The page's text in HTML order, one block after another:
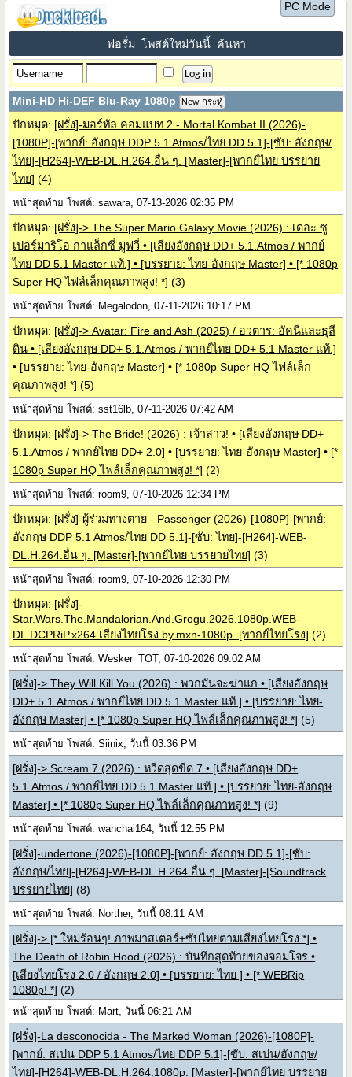
PC Mode
ฟอรั่ม โพสต์ใหม่วันนี้ ค้นหา
Mini-HD Hi-DEF Blu-Ray 1080p New กระทู้
ปักหมุด: [ฝรั่ง]-มอร์ทัล คอมแบท 2 - Mortal Kombat II (2026)-
[1080P]-[พากย์: อังกฤษ DDP 5.1 Atmos/ไทย DD 5.1]-[ซับ: อังกฤษ/
ไทย]-[H264]-WEB-DL.H.264.อื่น ๆ. [Master]-[พากย์ไทย บรรยาย
ไทย] (4)
หน้าสุดท้าย โพสต์: sawara, 07-13-2026 02:35 PM
ปักหมุด: [ฝรั่ง]-> The Super Mario Galaxy Movie (2026) : เดอะ ซู
เปอร์มาริโอ กาแล็กซี่ มูฟวี่ • [เสียงอังกฤษ DD+ 5.1.Atmos / พากย์
ไทย DD 5.1 Master แท้.] • [บรรยาย: ไทย-อังกฤษ Master] • [* 1080p
Super HQ ไฟล์เล็กคุณภาพสูง! *] (3)
หน้าสุดท้าย โพสต์: Megalodon, 07-11-2026 10:17 PM
ปักหมุด: [ฝรั่ง]-> Avatar: Fire and Ash (2025) / อวตาร: อัคนีและธุลี
ดิน • [เสียงอังกฤษ DD+ 5.1.Atmos / พากย์ไทย DD+ 5.1 Master แท้.]
• [บรรยาย: ไทย-อังกฤษ Master] • [* 1080p Super HQ ไฟล์เล็ก
คุณภาพสูง! *] (5)
หน้าสุดท้าย โพสต์: sst16lb, 07-11-2026 07:42 AM
ปักหมุด: [ฝรั่ง]-> The Bride! (2026) : เจ้าสาว! • [เสียงอังกฤษ DD+
5.1.Atmos / พากย์ไทย DD+ 2.0] • [บรรยาย: ไทย-อังกฤษ Master] • [*
1080p Super HQ ไฟล์เล็กคุณภาพสูง! *] (2)
หน้าสุดท้าย โพสต์: room9, 07-10-2026 12:34 PM
ปักหมุด: [ฝรั่ง]-ผู้ร่วมทางตาย - Passenger (2026)-[1080P]-[พากย์:
อังกฤษ DDP 5.1 Atmos/ไทย DD 5.1]-[ซับ: ไทย]-[H264]-WEB-
DL.H.264.อื่น ๆ. [Master]-[พากย์ไทย บรรยายไทย] (3)
หน้าสุดท้าย โพสต์: room9, 07-10-2026 12:30 PM
ปักหมุด: [ฝรั่ง]-
Star.Wars.The.Mandalorian.And.Grogu.2026.1080p.WEB-
DL.DCPRiP.x264.เสียงไทยโรง.by.mxn-1080p. [พากย์ไทยโรง] (2)
หน้าสุดท้าย โพสต์: Wesker_TOT, 07-10-2026 09:02 AM
[ฝรั่ง]-> They Will Kill You (2026) : พวกมันจะฆ่าแก • [เสียงอังกฤษ
DD+ 5.1.Atmos / พากย์ไทย DD 5.1 Master แท้.] • [บรรยาย: ไทย-
อังกฤษ Master] • [* 1080p Super HQ ไฟล์เล็กคุณภาพสูง! *] (5)
หน้าสุดท้าย โพสต์: Siinix, วันนี้ 03:36 PM
[ฝรั่ง]-> Scream 7 (2026) : หวีดสุดขีด 7 • [เสียงอังกฤษ DD+
5.1.Atmos / พากย์ไทย DD 5.1 Master แท้.] • [บรรยาย: ไทย-อังกฤษ
Master] • [* 1080p Super HQ ไฟล์เล็กคุณภาพสูง! *] (9)
หน้าสุดท้าย โพสต์: wanchai164, วันนี้ 12:55 PM
[ฝรั่ง]-undertone (2026)-[1080P]-[พากย์: อังกฤษ DD 5.1]-[ซับ:
อังกฤษ/ไทย]-[H264]-WEB-DL.H.264.อื่น ๆ. [Master]-[Soundtrack
บรรยายไทย] (8)
หน้าสุดท้าย โพสต์: Norther, วันนี้ 08:11 AM
[ฝรั่ง]-> [* ใหม่ร้อนๆ! ภาพมาสเตอร์+ซับไทยตามเสียงไทยโรง *] •
The Death of Robin Hood (2026) : บันทึกสุดท้ายของจอมโจร •
[เสียงไทยโรง 2.0 / อังกฤษ 2.0] • [บรรยาย: ไทย ] • [* WEBRip
1080p! *] (2)
หน้าสุดท้าย โพสต์: Mart, วันนี้ 06:21 AM
[ฝรั่ง]-La desconocida - The Marked Woman (2026)-[1080P]-
[พากย์: สเปน DDP 5.1 Atmos/ไทย DDP 5.1]-[ซับ: สเปน/อังกฤษ/
ไทย]-[H264]-WEB-DL.H.264.1080p. [Master]-[พากย์ไทย บรรยาย